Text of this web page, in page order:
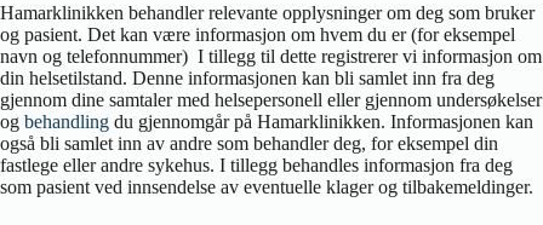
Hamarklinikken behandler relevante opplysninger om deg som bruker
og pasient. Det kan være informasjon om hvem du er (for eksempel
navn og telefonnummer) I tillegg til dette registrerer vi informasjon om
din helsetilstand. Denne informasjonen kan bli samlet inn fra deg
gjennom dine samtaler med helsepersonell eller gjennom undersøkelser
og behandling du gjennomgår på Hamarklinikken. Informasjonen kan
også bli samlet inn av andre som behandler deg, for eksempel din
fastlege eller andre sykehus. I tillegg behandles informasjon fra deg
som pasient ved innsendelse av eventuelle klager og tilbakemeldinger.